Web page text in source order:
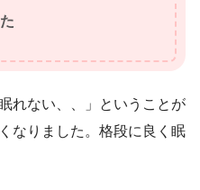
れない、、」ということが
なりました。格段に良く眠